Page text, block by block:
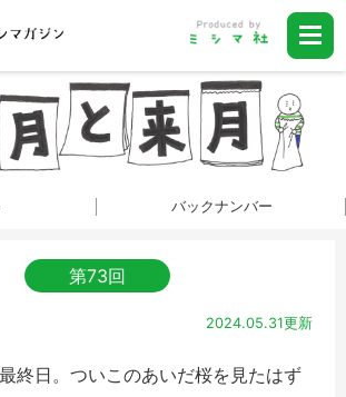
バックナンバー
第73回
2024.05.31更新
終日。ついこのあいだ桜を見たはず